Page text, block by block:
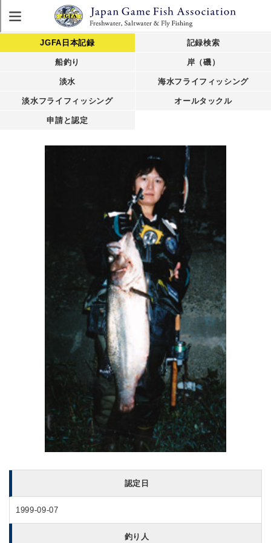
JGFA日本記録 記録検索
船釣り 岸（磯）
淡水 海水フライフィッシング
淡水フライフィッシング オールタックル
申請と認定
認定日
1999-09-07
釣り人